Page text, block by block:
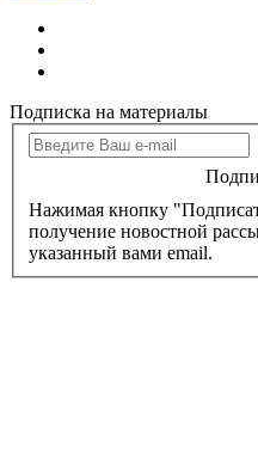
Подписка на материалы
Нажимая кнопку
получение новостной
указанный вами email.